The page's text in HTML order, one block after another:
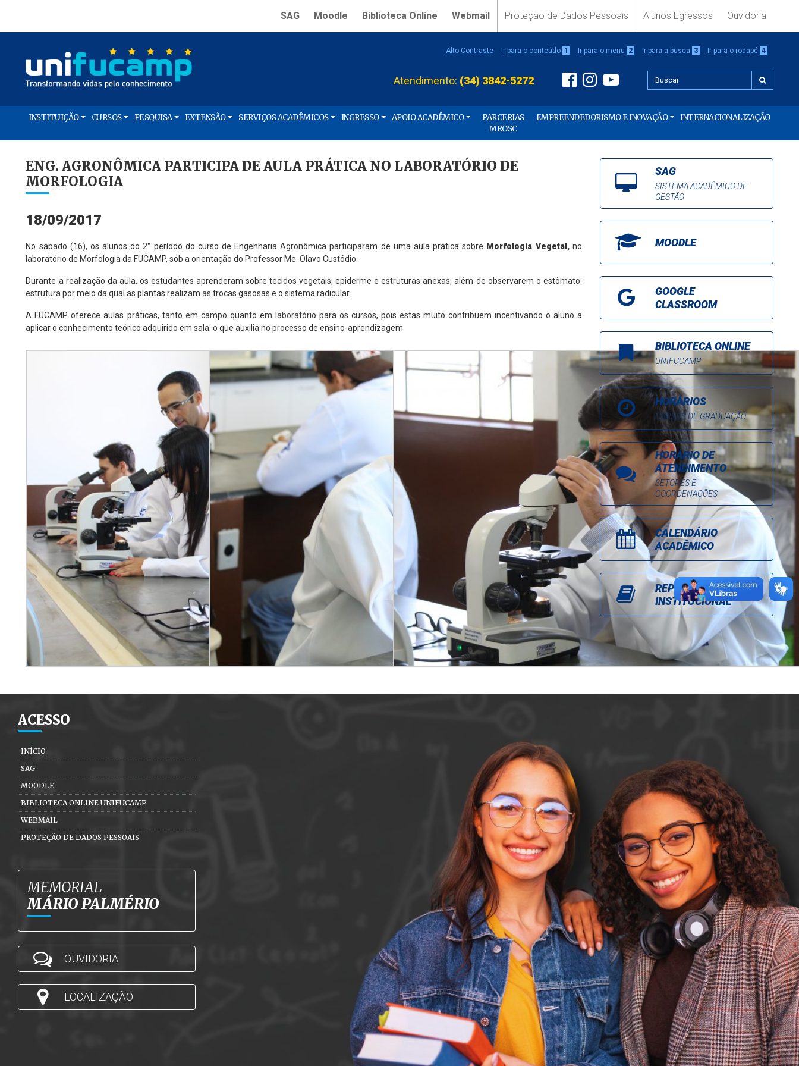
SAG Moodle Biblioteca Online Webmail Proteção de Dados Pessoais Alunos Egressos Ouvidoria
Alto Contraste Ir para o conteúdo 1 Ir para o menu 2 Ir para a busca 3 Ir para o rodapé 4
Atendimento: (34) 3842-5272
INSTITUIÇÃO CURSOS PESQUISA EXTENSÃO SERVIÇOS ACADÊMICOS INGRESSO APOIO ACADÊMICO
PARCERIAS
MROSC
EMPREENDEDORISMO E INOVAÇÃO INTERNACIONALIZAÇÃO
ENG. AGRONÔMICA PARTICIPA DE AULA PRÁTICA NO LABORATÓRIO DE
MORFOLOGIA
18/09/2017
No sábado (16), os alunos do 2° período do curso de Engenharia Agronômica participaram de uma aula prática sobre Morfologia Vegetal,no
laboratório de Morfologia da FUCAMP, sob a orientação do Professor Me. Olavo Custódio.
Durante a realização da aula, os estudantes aprenderam sobre tecidos vegetais, epiderme e estruturas anexas, além de observarem o estômato:
estrutura por meio da qual as plantas realizam as trocas gasosas e o sistema radicular.
A FUCAMP oferece aulas práticas, tanto em campo quanto em laboratório para os cursos, pois estas muito contribuem incentivando o aluno a
aplicar o conhecimento teórico adquirido em sala; o que auxilia no processo de ensino-aprendizagem.
SAG
SISTEMA ACADÊMICO DE
GESTÃO
MOODLE
GOOGLE
CLASSROOM
BIBLIOTECA ONLINE
UNIFUCAMP
HORÁRIOS
CURSOS DE GRADUAÇÃO
HORÁRIO DE
ATENDIMENTO
SETORES E
COORDENAÇÕES
CALENDÁRIO
ACADÊMICO
REPOSITÓRIO
INSTITUCIONAL
ACESSO
INÍCIO
SAG
MOODLE
BIBLIOTECA ONLINE UNIFUCAMP
WEBMAIL
PROTEÇÃO DE DADOS PESSOAIS
MEMORIAL
MÁRIO PALMÉRIO
OUVIDORIA
LOCALIZAÇÃO